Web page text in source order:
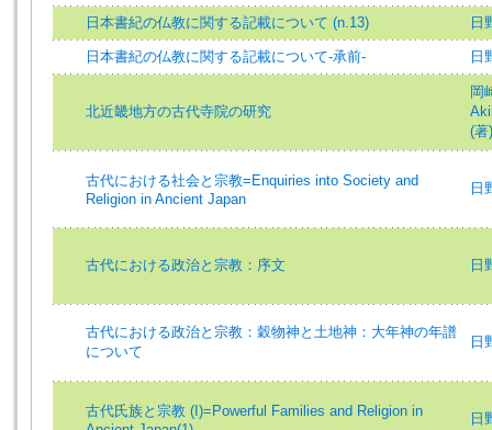
日本書紀の仏教に関する記載について (n.13) 日
日本書紀の仏教に関する記載について-承前- 日
北近畿地方の古代寺院の研究
岡
(著
古代における社会と宗教=Enquiries into Society and
Religion in Ancient Japan
日
古代における政治と宗教：序文 日
古代における政治と宗教：穀物神と土地神：大年神の年譜
について
日
古代氏族と宗教 (I)=Powerful Families and Religion in
日